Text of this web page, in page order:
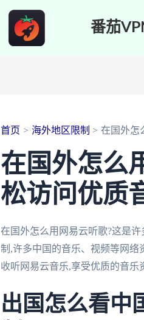
番茄
首页 海外地区限制 在国外怎
在国外怎么
松访问优质
在国外怎么用网易云听歌?这是
制,许多中国的音乐、视频等网络
收听网易云音乐,享受优质的音乐
出国怎么看中